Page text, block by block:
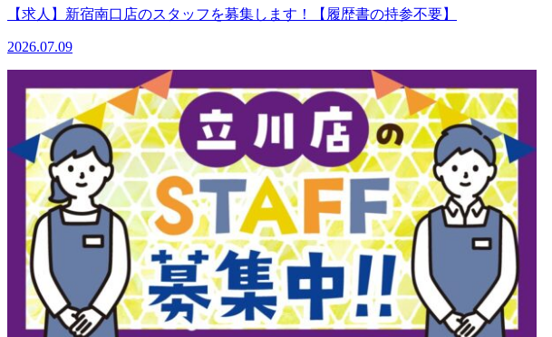
【求人】新宿南口店のスタッフを募集します！【履歴書の持参不要】
2026.07.09